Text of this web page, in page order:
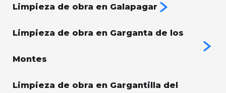
Limpieza de obra en Galapagar
Limpieza de obra en Garganta de los
Montes
Limpieza de obra en Gargantilla del